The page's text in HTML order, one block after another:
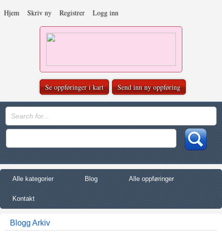
Hjem Skriv ny Registrer Logg inn
Se oppføringer i kart Send inn ny oppføring
Alle kategorier Blog Alle oppføringer
Kontakt
Blogg Arkiv